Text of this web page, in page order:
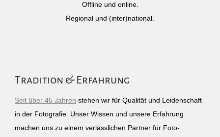
Offline und online.
Regional und (inter)national.
Tradition & Erfahrung
Seit über 45 Jahren stehen wir für Qualität und Leidenschaft
in der Fotografie. Unser Wissen und unsere Erfahrung
machen uns zu einem verlässlichen Partner für Foto-